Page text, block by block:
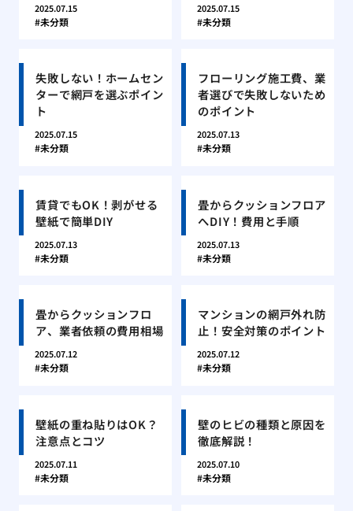
2025.07.15
未分類
2025.07.15
未分類
失敗しない！ホームセン
ターで網戸を選ぶポイン
ト
2025.07.15
未分類
フローリング施工費、業
者選びで失敗しないため
のポイント
2025.07.13
未分類
賃貸でもOK！剥がせる
壁紙で簡単DIY
2025.07.13
未分類
畳からクッションフロア
へDIY！費用と手順
2025.07.13
未分類
畳からクッションフロ
ア、業者依頼の費用相場
2025.07.12
未分類
マンションの網戸外れ防
止！安全対策のポイント
2025.07.12
未分類
壁紙の重ね貼りはOK？
注意点とコツ
2025.07.11
未分類
壁のヒビの種類と原因を
徹底解説！
2025.07.10
未分類